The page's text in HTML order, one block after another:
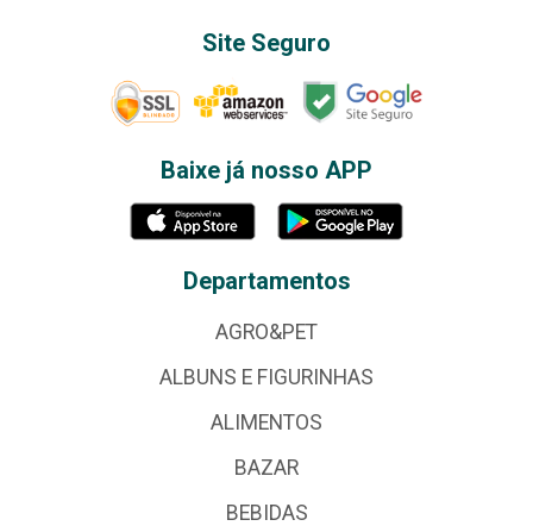
Site Seguro
Baixe já nosso APP
Departamentos
AGRO&PET
ALBUNS E FIGURINHAS
ALIMENTOS
BAZAR
BEBIDAS